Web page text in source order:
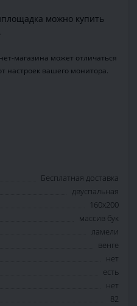
можно купить
магазина может отличаться
настроек вашего монитора.
Бесплатная доставка
двуспальная
160х200
массив бук
ламели
венге
нет
есть
нет
82